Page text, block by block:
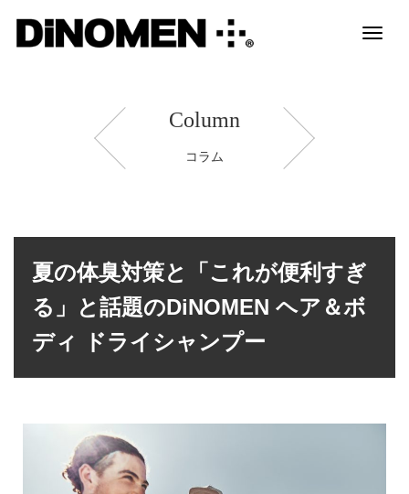
Toggle
Column
コラム
夏の体臭対策と「これが便利すぎ
る」と話題のDiNOMEN ヘア＆ボ
ディ ドライシャンプー